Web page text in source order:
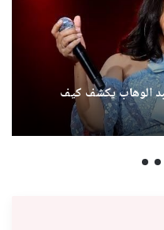
عبد الوهاب يكشف كيف